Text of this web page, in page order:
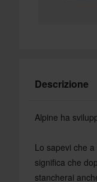
Descrizione
Alpine ha
Lo sapevi che
significa che
stancherai